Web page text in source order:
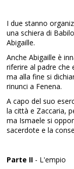
I due stanno
una schiera di
Abigaille.
Anche Abigaille è
riferire al padre che
ma alla fine si
rinunci a Fenena.
A capo del suo
la città e Zaccaria,
ma Ismaele si
sacerdote e la
Parte II - L'empio